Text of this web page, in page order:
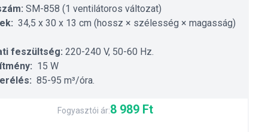
SM-858 (1 ventilátoros változat)
34,5 x 30 x 13 cm (hossz × szélesség × magasság)
feszültség: 220-240 V, 50-60 Hz.
15 W
85-95 m³/óra.
Fogyasztói ár:8 989 Ft